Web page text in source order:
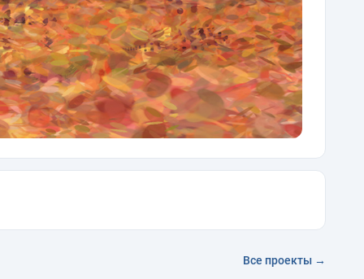
Все проекты →